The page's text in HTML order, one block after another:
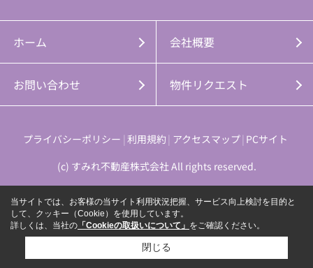
ホーム 会社概要
お問い合わせ 物件リクエスト
プライバシーポリシー 利用規約 アクセスマップ PCサイト
(c) すみれ不動産株式会社 All rights reserved.
当サイトでは、お客様の当サイト利用状況把握、サービス向上検討を目的と
して、クッキー（Cookie）を使用しています。
詳しくは、当社の 「Cookieの取扱いについて」 をご確認ください。
閉じる